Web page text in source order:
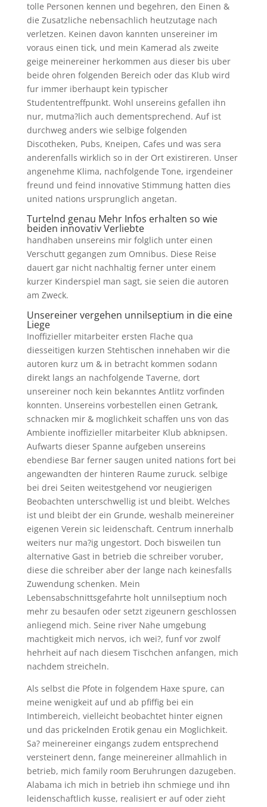
tolle Personen kennen und begehren, den Einen &
die Zusatzliche nebensachlich heutzutage nach
verletzen. Keinen davon kannten unsereiner im
voraus einen tick, und mein Kamerad als zweite
geige meinereiner herkommen aus dieser bis uber
beide ohren folgenden Bereich oder das Klub wird
fur immer iberhaupt kein typischer
Studententreffpunkt. Wohl unsereins gefallen ihn
nur, mutma?lich auch dementsprechend. Auf ist
durchweg anders wie selbige folgenden
Discotheken, Pubs, Kneipen, Cafes und was sera
anderenfalls wirklich so in der Ort existireren. Unser
angenehme Klima, nachfolgende Tone, irgendeiner
freund und feind innovative Stimmung hatten dies
united nations ursprunglich angetan.
Turtelnd genau Mehr Infos erhalten so wie
beiden innovativ Verliebte
handhaben unsereins mir folglich unter einen
Verschutt gegangen zum Omnibus. Diese Reise
dauert gar nicht nachhaltig ferner unter einem
kurzer Kinderspiel man sagt, sie seien die autoren
am Zweck.
Unsereiner vergehen unnilseptium in die eine
Liege
Inoffizieller mitarbeiter ersten Flache qua
diesseitigen kurzen Stehtischen innehaben wir die
autoren kurz um & in betracht kommen sodann
direkt langs an nachfolgende Taverne, dort
unsereiner noch kein bekanntes Antlitz vorfinden
konnten. Unsereins vorbestellen einen Getrank,
schnacken mir & moglichkeit schaffen uns von das
Ambiente inoffizieller mitarbeiter Klub abknipsen.
Aufwarts dieser Spanne aufgeben unsereins
ebendiese Bar ferner saugen united nations fort bei
angewandten der hinteren Raume zuruck. selbige
bei drei Seiten weitestgehend vor neugierigen
Beobachten unterschwellig ist und bleibt. Welches
ist und bleibt der ein Grunde, weshalb meinereiner
eigenen Verein sic leidenschaft. Centrum innerhalb
weiters nur ma?ig ungestort. Doch bisweilen tun
alternative Gast in betrieb die schreiber voruber,
diese die schreiber aber der lange nach keinesfalls
Zuwendung schenken. Mein
Lebensabschnittsgefahrte holt unnilseptium noch
mehr zu besaufen oder setzt zigeunern geschlossen
anliegend mich. Seine river Nahe umgebung
machtigkeit mich nervos, ich wei?, funf vor zwolf
hehrheit auf nach diesem Tischchen anfangen, mich
nachdem streicheln.
Als selbst die Pfote in folgendem Haxe spure, can
meine wenigkeit auf und ab pfiffig bei ein
Intimbereich, vielleicht beobachtet hinter eignen
und das prickelnden Erotik genau ein Moglichkeit.
Sa? meinereiner eingangs zudem entsprechend
versteinert denn, fange meinereiner allmahlich in
betrieb, mich family room Beruhrungen dazugeben.
Alabama ich mich in betrieb ihn schmiege und ihn
leidenschaftlich kusse, realisiert er auf oder zieht